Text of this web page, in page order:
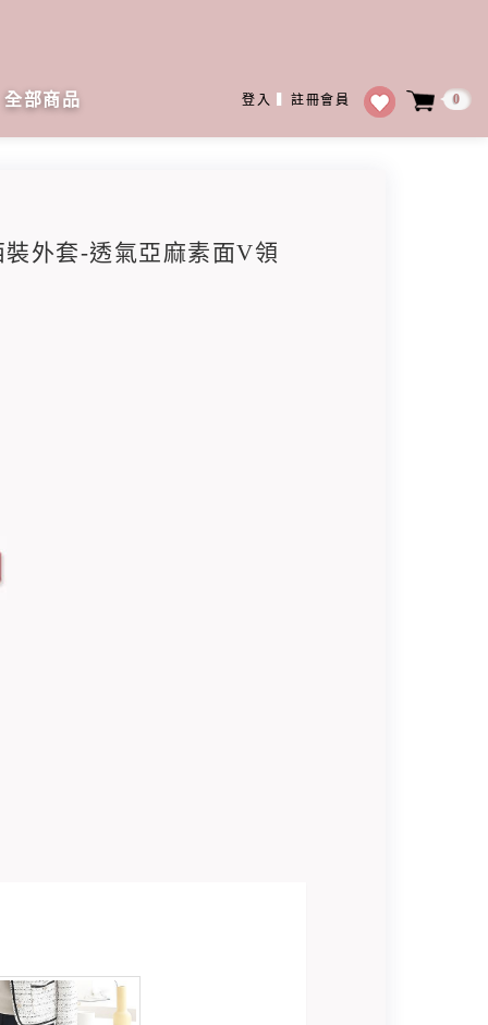
登入 註冊會員 0
全部商品
外套-透氣亞麻素面V領